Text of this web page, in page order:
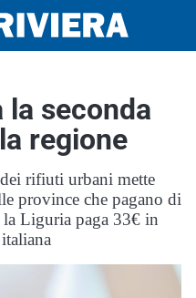
la seconda
regione
rifiuti urbani mette
province che pagano di
Liguria paga 33€ in